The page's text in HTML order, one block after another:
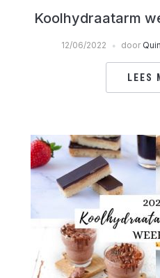
Koolhydraatarm
12/06/2022 door
LEES